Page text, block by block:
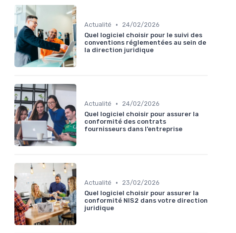
Actualité •
24/02/2026
Quel logiciel choisir pour le suivi des
conventions réglementées au sein de
la direction juridique
Actualité •
24/02/2026
Quel logiciel choisir pour assurer la
conformité des contrats
fournisseurs dans l’entreprise
Actualité •
23/02/2026
Quel logiciel choisir pour assurer la
conformité NIS2 dans votre direction
juridique